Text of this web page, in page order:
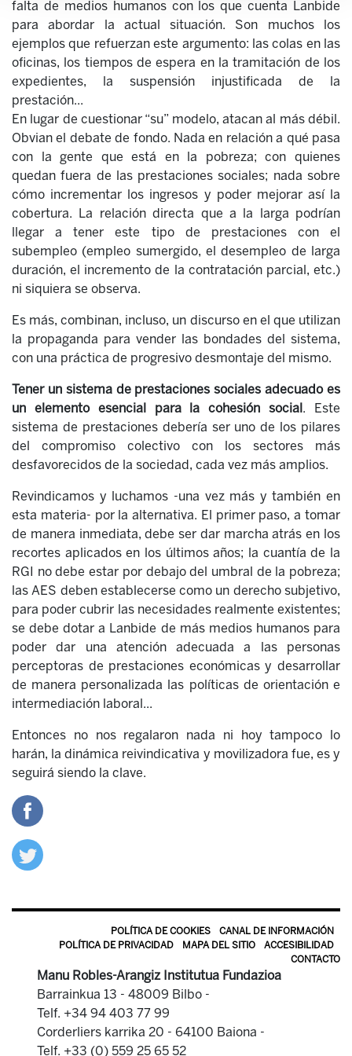
falta de medios humanos con los que cuenta Lanbide
para abordar la actual situación. Son muchos los
ejemplos que refuerzan este argumento: las colas en las
oficinas, los tiempos de espera en la tramitación de los
expedientes, la suspensión injustificada de la
prestación...
En lugar de cuestionar “su” modelo, atacan al más débil.
Obvian el debate de fondo. Nada en relación a qué pasa
con la gente que está en la pobreza; con quienes
quedan fuera de las prestaciones sociales; nada sobre
cómo incrementar los ingresos y poder mejorar así la
cobertura. La relación directa que a la larga podrían
llegar a tener este tipo de prestaciones con el
subempleo (empleo sumergido, el desempleo de larga
duración, el incremento de la contratación parcial, etc.)
ni siquiera se observa.
Es más, combinan, incluso, un discurso en el que utilizan
la propaganda para vender las bondades del sistema,
con una práctica de progresivo desmontaje del mismo.
Tener un sistema de prestaciones sociales adecuado es
un elemento esencial para la cohesión social. Este
sistema de prestaciones debería ser uno de los pilares
del compromiso colectivo con los sectores más
desfavorecidos de la sociedad, cada vez más amplios.
Revindicamos y luchamos -una vez más y también en
esta materia- por la alternativa. El primer paso, a tomar
de manera inmediata, debe ser dar marcha atrás en los
recortes aplicados en los últimos años; la cuantía de la
RGI no debe estar por debajo del umbral de la pobreza;
las AES deben establecerse como un derecho subjetivo,
para poder cubrir las necesidades realmente existentes;
se debe dotar a Lanbide de más medios humanos para
poder dar una atención adecuada a las personas
perceptoras de prestaciones económicas y desarrollar
de manera personalizada las políticas de orientación e
intermediación laboral...
Entonces no nos regalaron nada ni hoy tampoco lo
harán, la dinámica reivindicativa y movilizadora fue, es y
seguirá siendo la clave.
POLÍTICA DE COOKIES
CANAL DE INFORMACIÓN
POLÍTICA DE PRIVACIDAD
MAPA DEL SITIO
ACCESIBILIDAD
CONTACTO
Manu Robles-Arangiz Institutua Fundazioa
Barrainkua 13 - 48009 Bilbo -
Telf. +34 94 403 77 99
Corderliers karrika 20 - 64100 Baiona -
Telf. +33 (0) 559 25 65 52